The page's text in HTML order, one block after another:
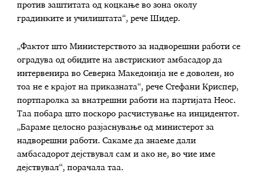
против заштитата од коцкање во зона околу
градинките и училиштата“, рече Шидер.
„Фактот што Министерството за надворешни работи се
оградува од обидите на австрискиот амбасадор да
интервенира во Северна Македонија не е доволен, но
тоа не е крајот на приказната“, рече Стефани Криспер,
портпаролка за внатрешни работи на партијата Неос.
Таа побара што поскоро расчистување на инцидентот.
„Бараме целосно разјаснување од министерот за
надворешни работи. Сакаме да знаеме дали
амбасадорот дејствувал сам и ако не, во чие име
дејствувал“, порачала таа.